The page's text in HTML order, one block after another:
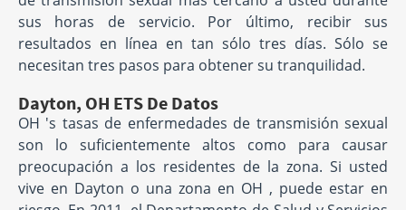
sus horas de servicio. Por último, recibir sus
resultados en línea en tan sólo tres días. Sólo se
necesitan tres pasos para obtener su tranquilidad.
Dayton, OH ETS De Datos
OH 's tasas de enfermedades de transmisión sexual
son lo suficientemente altos como para causar
preocupación a los residentes de la zona. Si usted
vive en Dayton o una zona en OH , puede estar en